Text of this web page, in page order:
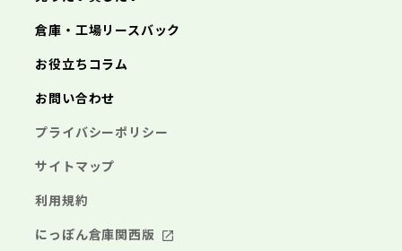
倉庫・工場リースバック
お役立ちコラム
お問い合わせ
プライバシーポリシー
サイトマップ
利用規約
にっぽん倉庫関西版